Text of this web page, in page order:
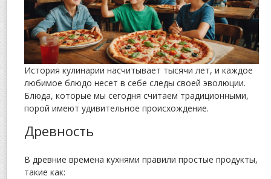
История кулинарии насчитывает тысячи лет, и каждое
любимое блюдо несет в себе следы своей эволюции.
Блюда, которые мы сегодня считаем традиционными,
порой имеют удивительное происхождение.
Древность
В древние времена кухнями правили простые продукты,
такие как: